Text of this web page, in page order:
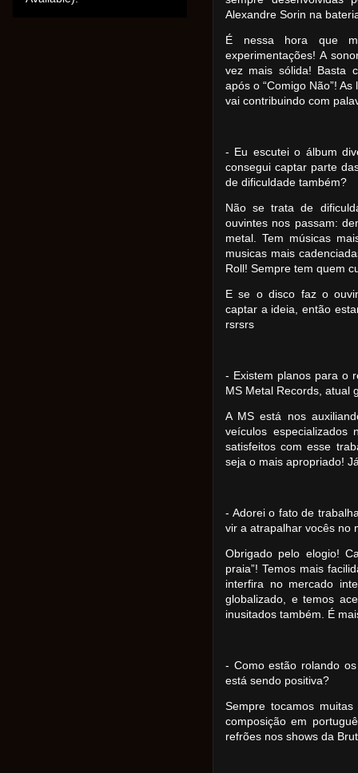
Alexandre Sorin na
É nessa hora que
experimentações! A
vez mais sólida! Basta
após o “Comigo Não”!
vai contribuindo com
- Eu escutei o álbum
consegui captar parte
de dificuldade também?
Não se trata de
ouvintes nos passam:
metal. Tem músicas
musicas mais
Roll! Sempre tem quem
E se o disco faz o
captar a ideia, então
rsrsrs
- Existem planos para o
MS Metal Records, atual
A MS está nos
veículos especializados
satisfeitos com esse
seja o mais apropriado!
- Adorei o fato de
vir a atrapalhar vocês no
Obrigado pelo elogio!
praia”! Temos mais
interfira no mercado
globalizado, e temos
inusitados também. É
- Como estão rolando
está sendo positiva?
Sempre tocamos
composição em
refrões nos shows da